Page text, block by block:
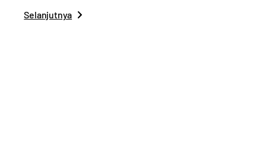
Selanjutnya